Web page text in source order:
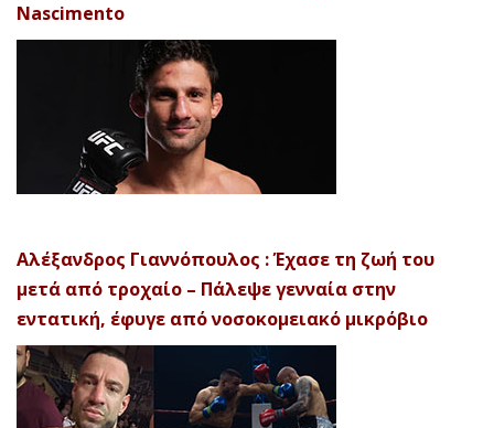
Nascimento
Αλέξανδρος Γιαννόπουλος : Έχασε τη ζωή του
μετά από τροχαίο – Πάλεψε γενναία στην
εντατική, έφυγε από νοσοκομειακό μικρόβιο